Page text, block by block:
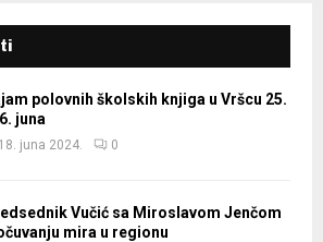
polovnih školskih knjiga u Vršcu 25.
juna
18. juna 2024. 0
Vučić sa Miroslavom Jenčom
mira u regionu